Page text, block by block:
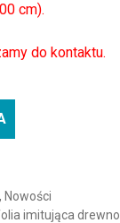
cm).
do kontaktu.
1-Drewna
, Nowości
imitująca drewno